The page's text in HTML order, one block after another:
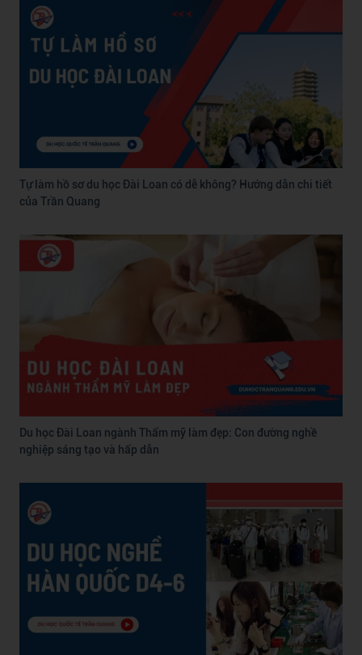
Tự làm hồ sơ du học Đài Loan có dễ không? Hướng dẫn chi tiết
của Trần Quang
Du học Đài Loan ngành Thẩm mỹ làm đẹp: Con đường nghề
nghiệp sáng tạo và hấp dẫn